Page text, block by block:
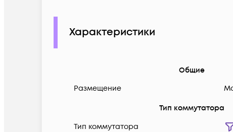
Характеристики
Общие
Размещение
Тип коммутатора
Тип коммутатора